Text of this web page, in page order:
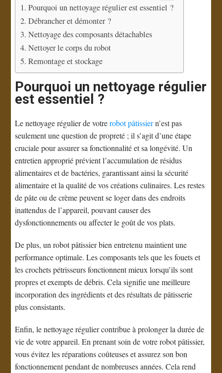
Pourquoi un nettoyage régulier est essentiel ?
Débrancher et démonter ?
Nettoyage des composants détachables
Nettoyer le corps du robot
Remontage et stockage
Pourquoi un nettoyage régulier
est essentiel ?
Le nettoyage régulier de votrerobot pâtissiern’est pas
seulement une question de propreté ; il s’agit d’une étape
cruciale pour assurer sa fonctionnalité et sa longévité. Un
entretien approprié prévient l’accumulation de résidus
alimentaires et de bactéries, garantissant ainsi la sécurité
alimentaire et la qualité de vos créations culinaires. Les restes
de pâte ou de crème peuvent se loger dans des endroits
inattendus de l’appareil, pouvant causer des
dysfonctionnements ou affecter le goût de vos plats.
De plus, un robot pâtissier bien entretenu maintient une
performance optimale. Les composants tels que les fouets et
les crochets pétrisseurs fonctionnent mieux lorsqu’ils sont
propres et exempts de débris. Cela signifie une meilleure
incorporation des ingrédients et des résultats de pâtisserie
plus consistants.
Enfin, le nettoyage régulier contribue à prolonger la durée de
vie de votre appareil. En prenant soin de votre robot pâtissier,
vous évitez les réparations coûteuses et assurez son bon
fonctionnement pendant de nombreuses années. Cela rend